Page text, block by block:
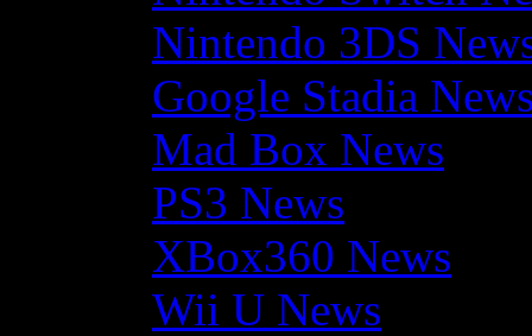
Nintendo 3DS
Google Stadia
Mad Box News
PS3 News
XBox360 News
Wii U News